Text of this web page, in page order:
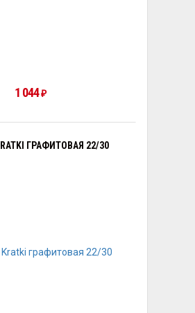
1 044₽
ГРАФИТОВАЯ 22/30